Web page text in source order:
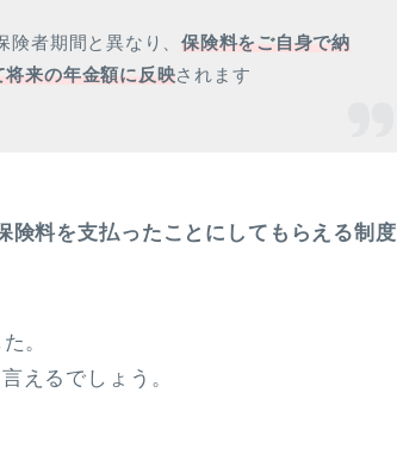
険者期間と異なり、保険料をご自身で納
来の年金額に反映されます
険料を支払ったことにしてもらえる制度
。
えるでしょう。